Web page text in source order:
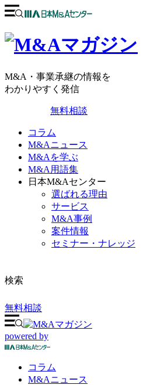
M&A・事業承継の情報を
わかりやすく発信
無料相談
コラム
M&Aニュース
M&Aを学ぶ
M&A用語集
日本M&Aセンター
選ばれる理由
サービス
M&A事例
案件情報
セミナー・ナレッジ
検索
無料相談
powered by
コラム
M&Aニュース